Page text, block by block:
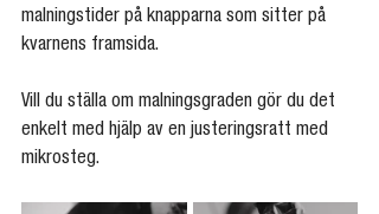
malningstider på knapparna som sitter på
kvarnens framsida.
Vill du ställa om malningsgraden gör du det
enkelt med hjälp av en justeringsratt med
mikrosteg.